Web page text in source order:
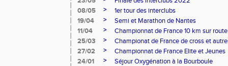
08/05
>
1er tour des interclubs
19/04
>
Semi et Marathon de Nantes
11/04
>
Championnat de France 10 km sur route
25/03
>
Championat de France de cross et
27/02
>
Championnat de France Elite et Jeunes
24/01
>
Séjour Oxygénation à la Bourboule